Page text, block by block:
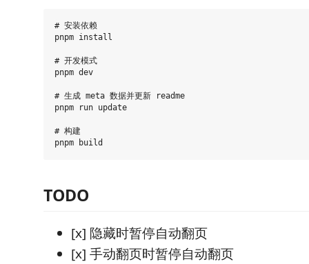
# 安装依赖
pnpm install
# 开发模式
pnpm dev
# 生成 meta 数据并更新 readme
pnpm run update
# 构建
TODO
[x] 隐藏时暂停自动翻页
[x] 手动翻页时暂停自动翻页